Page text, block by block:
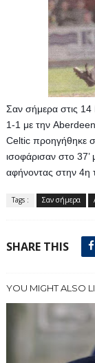
Σαν σήμερα στις 14
1-1 με την
Celtic προηγήθηκε
ισοφάρισαν στο
αφήνοντας στην 4η
Tags : Σαν σήμερα
SHARE THIS
YOU MIGHT ALSO